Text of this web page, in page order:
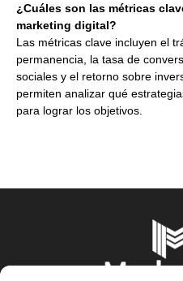
¿Cuáles son las métricas
marketing digital?
Las métricas clave incluyen el
permanencia, la tasa de
sociales y el retorno sobre
permiten analizar qué
para lograr los objetivos.